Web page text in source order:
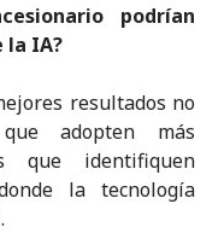
podrían
la IA?
resultados no
adopten más
que identifiquen
la tecnología